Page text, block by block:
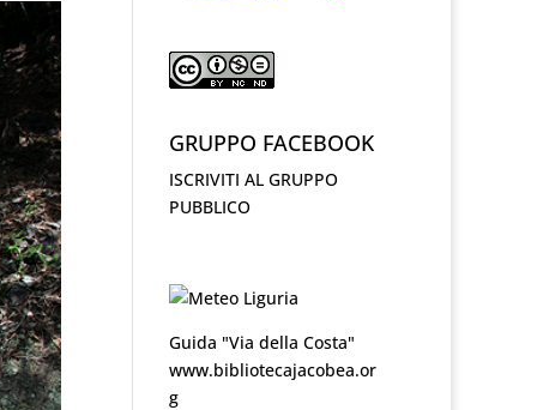
GRUPPO FACEBOOK
ISCRIVITI AL GRUPPO
PUBBLICO
Guida "Via della Costa"
www.bibliotecajacobea.or
g